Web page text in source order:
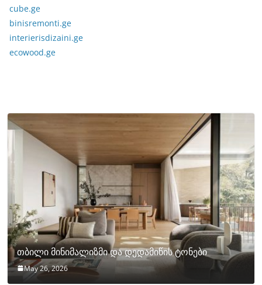
cube.ge
binisremonti.ge
interierisdizaini.ge
ecowood.ge
თბილი მინიმალიზმი და დედამიწის ტონები
May 26, 2026